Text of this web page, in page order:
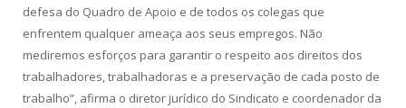
defesa do Quadro de Apoio e de todos os colegas que
enfrentem qualquer ameaça aos seus empregos. Não
mediremos esforços para garantir o respeito aos direitos dos
trabalhadores, trabalhadoras e a preservação de cada posto de
trabalho”, afirma o diretor jurídico do Sindicato e coordenador da